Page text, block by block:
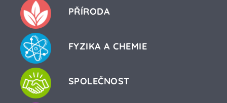
PŘÍRODA
FYZIKA A CHEMIE
SPOLEČNOST